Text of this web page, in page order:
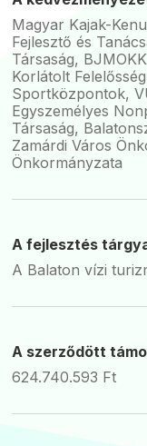
Magyar Kajak-
Fejlesztő és
Társaság,
Korlátolt
Sportközpontok,
Egyszemélyes
Társaság,
Zamárdi Város
Önkormányzata
A fejlesztés
A Balaton vízi
A szerződött
624.740.593 Ft